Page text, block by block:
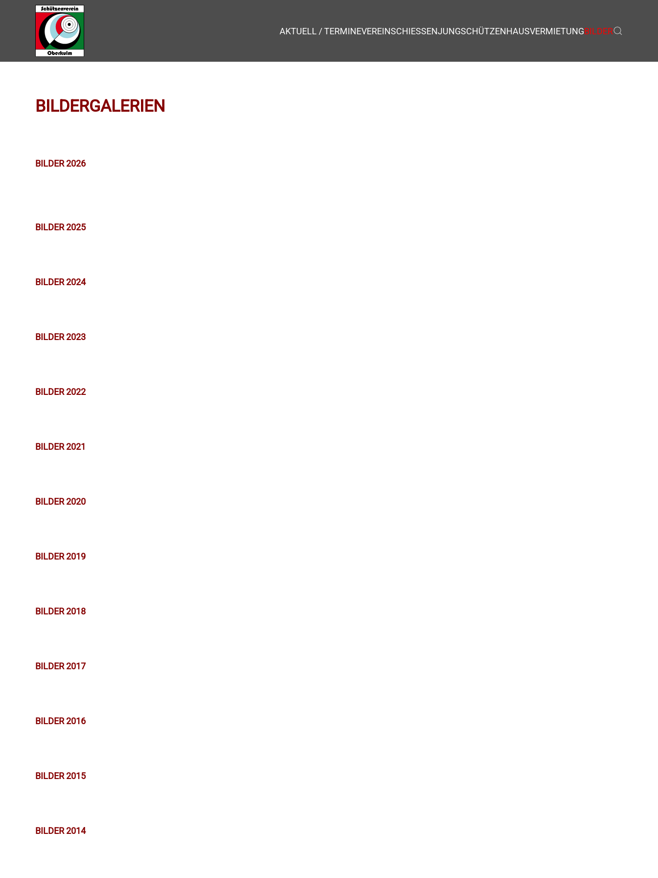
Zum Hauptinhalt springen AKTUELL / TERMINEVEREINSCHIESSENJUNGSCHÜTZENHAUSVERMIETUNGBILDER
BILDERGALERIEN
BILDER 2026
BILDER 2025
BILDER 2024
BILDER 2023
BILDER 2022
BILDER 2021
BILDER 2020
BILDER 2019
BILDER 2018
BILDER 2017
BILDER 2016
BILDER 2015
BILDER 2014